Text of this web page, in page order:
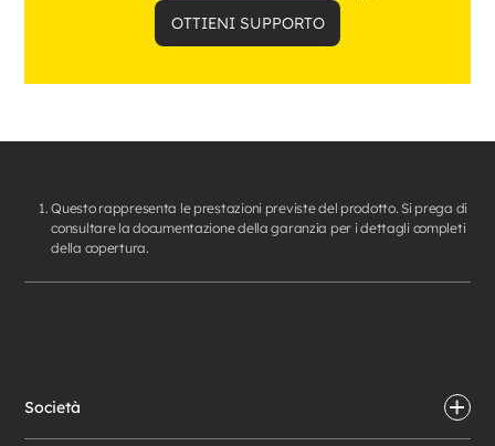
OTTIENI SUPPORTO
Questo rappresenta le prestazioni previste del prodotto. Si prega di
consultare la documentazione della garanzia per i dettagli completi
della copertura.
Società